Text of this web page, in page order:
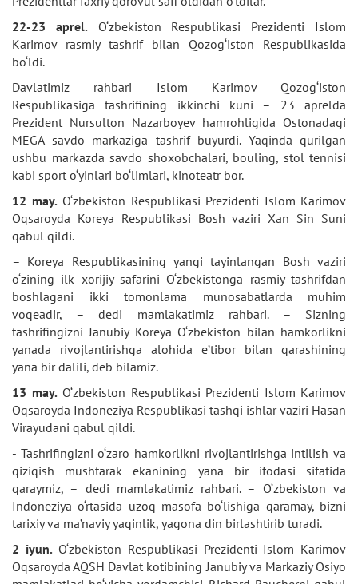
22-23 aprel. O‘zbekiston Respublikasi Prezidenti Islom
Karimov rasmiy tashrif bilan Qozog‘iston Respublikasida
bo‘ldi.
Davlatimiz rahbari Islom Karimov Qozog‘iston
Respublikasiga tashrifining ikkinchi kuni – 23 aprelda
Prezident Nursulton Nazarboyev hamrohligida Ostonadagi
MEGA savdo markaziga tashrif buyurdi. Yaqinda qurilgan
ushbu markazda savdo shoxobchalari, bouling, stol tennisi
kabi sport o‘yinlari bo‘limlari, kinoteatr bor.
12 may. O‘zbekiston Respublikasi Prezidenti Islom Karimov
Oqsaroyda Koreya Respublikasi Bosh vaziri Xan Sin Suni
qabul qildi.
– Koreya Respublikasining yangi tayinlangan Bosh vaziri
o‘zining ilk xorijiy safarini O‘zbekistonga rasmiy tashrifdan
boshlagani ikki tomonlama munosabatlarda muhim
voqeadir, – dedi mamlakatimiz rahbari. – Sizning
tashrifingizni Janubiy Koreya O‘zbekiston bilan hamkorlikni
yanada rivojlantirishga alohida e’tibor bilan qarashining
yana bir dalili, deb bilamiz.
13 may. O‘zbekiston Respublikasi Prezidenti Islom Karimov
Oqsaroyda Indoneziya Respublikasi tashqi ishlar vaziri Hasan
Virayudani qabul qildi.
- Tashrifingizni o‘zaro hamkorlikni rivojlantirishga intilish va
qiziqish mushtarak ekanining yana bir ifodasi sifatida
qaraymiz, – dedi mamlakatimiz rahbari. – O‘zbekiston va
Indoneziya o‘rtasida uzoq masofa bo‘lishiga qaramay, bizni
tarixiy va ma’naviy yaqinlik, yagona din birlashtirib turadi.
2 iyun. O‘zbekiston Respublikasi Prezidenti Islom Karimov
Oqsaroyda AQSH Davlat kotibining Janubiy va Markaziy Osiyo